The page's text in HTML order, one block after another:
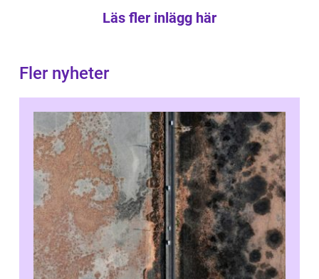
Läs fler inlägg här
Fler nyheter